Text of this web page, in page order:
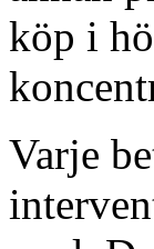
köp i
Varje